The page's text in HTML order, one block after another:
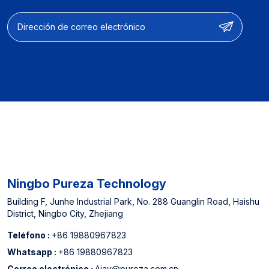
completos de filtración de
agua 【OEM y ODM】:
Diseño de productos y
Ningbo Pureza Technology
Building F, Junhe Industrial Park, No. 288 Guanglin Road, Haishu
District, Ningbo City, Zhejiang
Teléfono : +86 19880967823
Whatsapp : +86 19880967823